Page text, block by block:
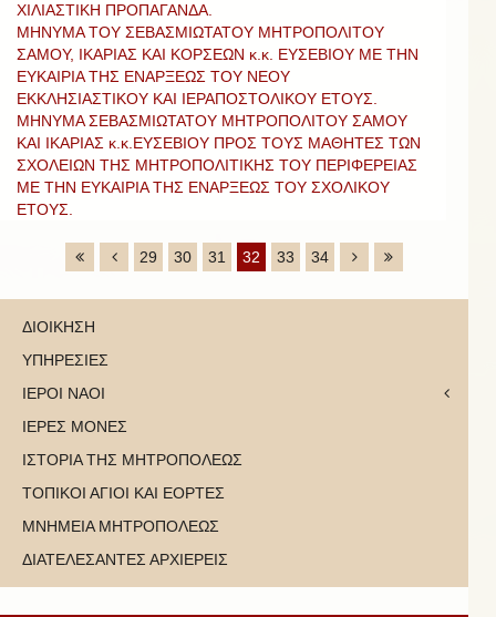
ΧΙΛΙΑΣΤΙΚΗ ΠΡΟΠΑΓΑΝΔΑ.
ΜΗΝΥΜΑ ΤΟΥ ΣΕΒΑΣΜΙΩΤΑΤΟΥ ΜΗΤΡΟΠΟΛΙΤΟΥ
ΣΑΜΟΥ, ΙΚΑΡΙΑΣ ΚΑΙ ΚΟΡΣΕΩΝ κ.κ. ΕΥΣΕΒΙΟΥ ΜΕ ΤΗΝ
ΕΥΚΑΙΡΙΑ ΤΗΣ ΕΝΑΡΞΕΩΣ ΤΟΥ ΝΕΟΥ
ΕΚΚΛΗΣΙΑΣΤΙΚΟΥ ΚΑΙ ΙΕΡΑΠΟΣΤΟΛΙΚΟΥ ΕΤΟΥΣ.
ΜΗΝΥΜΑ ΣΕΒΑΣΜΙΩΤΑΤΟΥ ΜΗΤΡΟΠΟΛΙΤΟΥ ΣΑΜΟΥ
ΚΑΙ ΙΚΑΡΙΑΣ κ.κ.ΕΥΣΕΒΙΟΥ ΠΡΟΣ ΤΟΥΣ ΜΑΘΗΤΕΣ ΤΩΝ
ΣΧΟΛΕΙΩΝ ΤΗΣ ΜΗΤΡΟΠΟΛΙΤΙΚΗΣ ΤΟΥ ΠΕΡΙΦΕΡΕΙΑΣ
ΜΕ ΤΗΝ ΕΥΚΑΙΡΙΑ ΤΗΣ ΕΝΑΡΞΕΩΣ ΤΟΥ ΣΧΟΛΙΚΟΥ
ΕΤΟΥΣ.
29 30 31 32 33 34
ΔΙΟΙΚΗΣΗ
ΥΠΗΡΕΣΙΕΣ
ΙΕΡΟΙ ΝΑΟΙ
ΙΕΡΕΣ ΜΟΝΕΣ
ΙΣΤΟΡΙΑ ΤΗΣ ΜΗΤΡΟΠΟΛΕΩΣ
ΤΟΠΙΚΟΙ ΑΓΙΟΙ ΚΑΙ ΕΟΡΤΕΣ
ΜΝΗΜΕΙΑ ΜΗΤΡΟΠΟΛΕΩΣ
ΔΙΑΤΕΛΕΣΑΝΤΕΣ ΑΡΧΙΕΡΕΙΣ